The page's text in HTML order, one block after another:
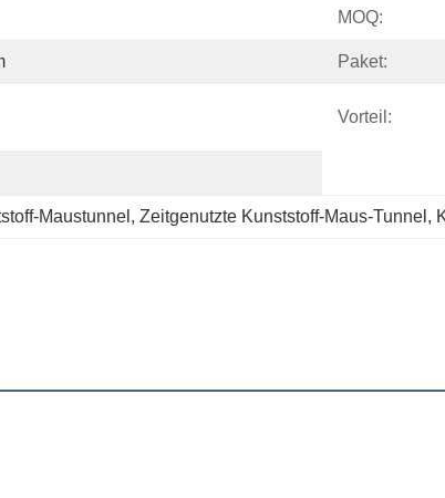
MOQ:
Paket:
Vorteil:
Maustunnel , Zeitgenutzte Kunststoff-Maus-Tunnel ,